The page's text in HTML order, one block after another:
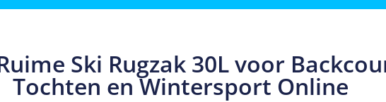
Ski Rugzak 30L voor
Tochten en Wintersport Online